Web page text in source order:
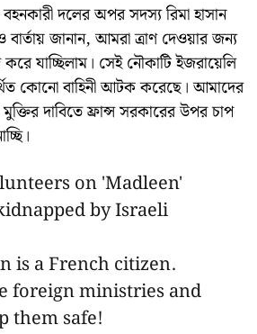
দলের অপর সদস্য রিমা হাসান
জানান, আমরা ত্রাণ দেওয়ার জন্য
যাচ্ছিলাম। সেই নৌকাটি ইজরায়েলি
কোনো বাহিনী আটক করেছে। আমাদের
দাবিতে ফ্রান্স সরকারের উপর চাপ
on 'Madleen'
by Israeli
is a French citizen.
foreign ministries and
them safe!